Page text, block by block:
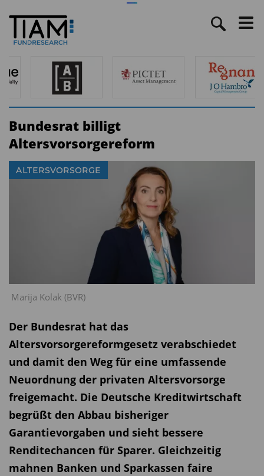
Bundesrat billigt
Altersvorsorgereform
Marija Kolak (BVR)
ALTERSVORSORGE
Der Bundesrat hat das
Altersvorsorgereformgesetz verabschiedet
und damit den Weg für eine umfassende
Neuordnung der privaten Altersvorsorge
freigemacht. Die Deutsche Kreditwirtschaft
begrüßt den Abbau bisheriger
Garantievorgaben und sieht bessere
Renditechancen für Sparer. Gleichzeitig
mahnen Banken und Sparkassen faire